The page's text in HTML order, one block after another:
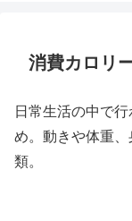
消費カロリ
日常生活の中で
め。動きや体重
類。